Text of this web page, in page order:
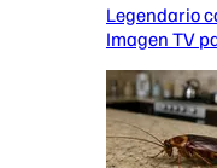
Legendario
Imagen TV